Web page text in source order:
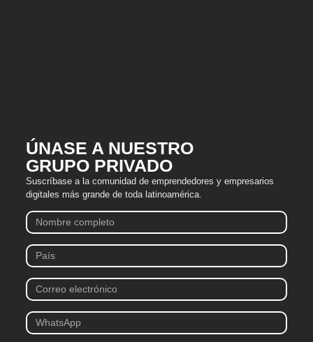
ÚNASE A NUESTRO
GRUPO PRIVADO
Suscríbase a la comunidad de emprendedores y empresarios
digitales más grande de toda latinoamérica.